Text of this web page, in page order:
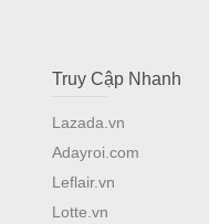
Truy Cập Nhanh
Lazada.vn
Adayroi.com
Leflair.vn
Lotte.vn